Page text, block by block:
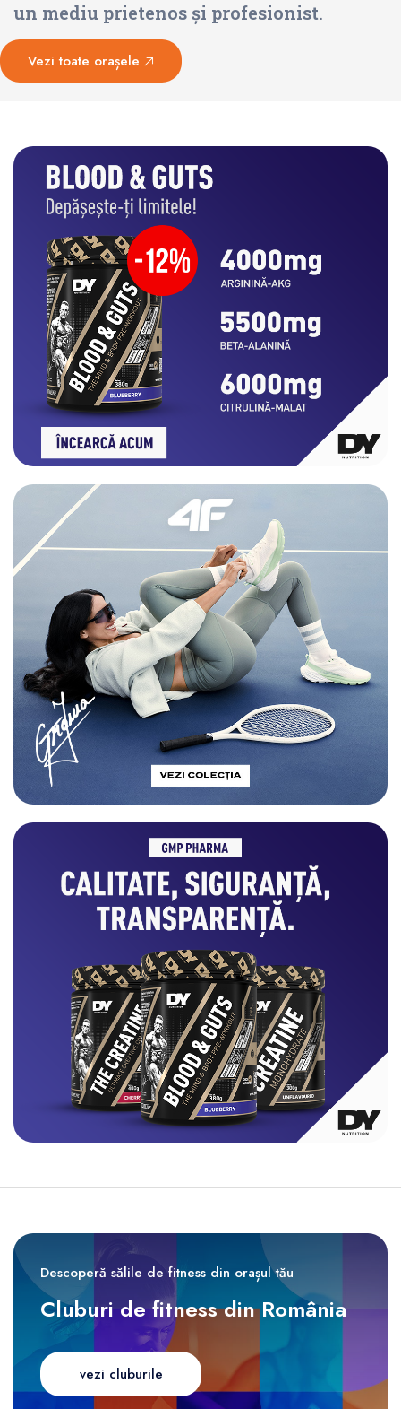
un mediu prietenos și profesionist.
Vezi toate orașele
Descoperă sălile de fitness din orașul tău
Cluburi de fitness din România
vezi cluburile